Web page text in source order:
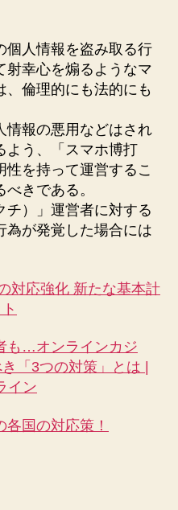
個人情報を盗み取る行
射幸心を煽るようなマ
、倫理的にも法的にも
情報の悪用などはされ
よう、「スマホ博打
性を持って運営するこ
きである。
チ）」運営者に対する
為が発覚した場合には
対応強化 新たな基本計
も…オンラインカジ
「3つの対策」とは |
イン
国の対応策！